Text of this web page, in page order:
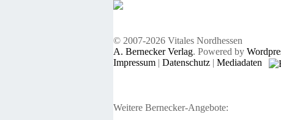
© 2007-2026 Vitales Nordhessen
A. Bernecker Verlag. Powered by
Impressum| Datenschutz| Mediadaten
Weitere Bernecker-Angebote: